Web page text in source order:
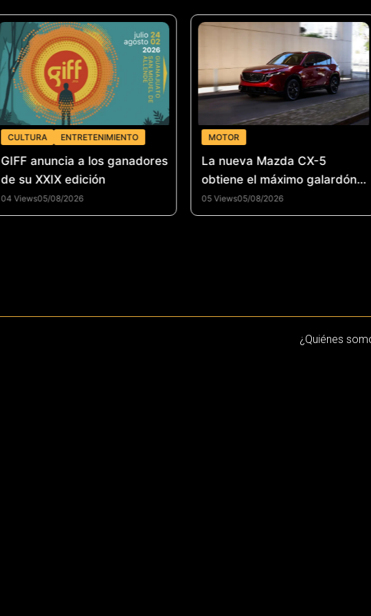
CULTURA ENTRETENIMIENTO
GIFF anuncia a los ganadores
de su XXIX edición
04 Views05/08/2026
MOTOR
La nueva Mazda CX-5
obtiene el máximo galardón
de seguridad del IIHS en
Estados Unidos
05 Views05/08/2026
¿Quiénes